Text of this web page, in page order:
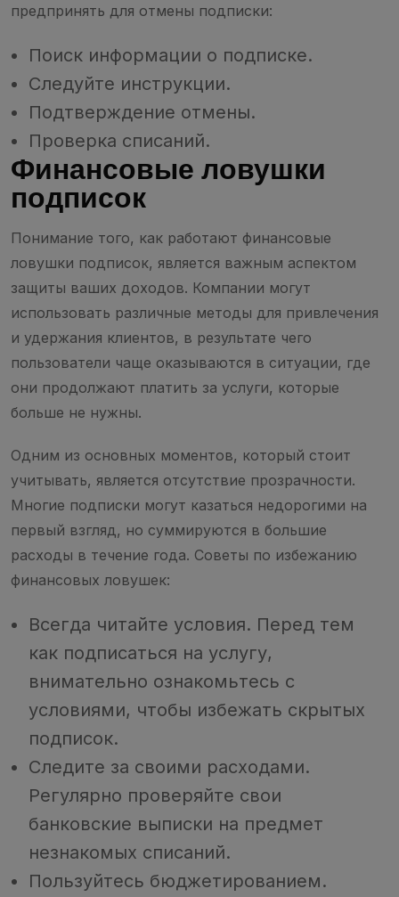
предпринять для отмены подписки:
Поиск информации о подписке.
Следуйте инструкции.
Подтверждение отмены.
Проверка списаний.
Финансовые ловушки
подписок
Понимание того, как работают финансовые
ловушки подписок, является важным аспектом
защиты ваших доходов. Компании могут
использовать различные методы для привлечения
и удержания клиентов, в результате чего
пользователи чаще оказываются в ситуации, где
они продолжают платить за услуги, которые
больше не нужны.
Одним из основных моментов, который стоит
учитывать, является отсутствие прозрачности.
Многие подписки могут казаться недорогими на
первый взгляд, но суммируются в большие
расходы в течение года. Советы по избежанию
финансовых ловушек:
Всегда читайте условия. Перед тем
как подписаться на услугу,
внимательно ознакомьтесь с
условиями, чтобы избежать скрытых
подписок.
Следите за своими расходами.
Регулярно проверяйте свои
банковские выписки на предмет
незнакомых списаний.
Пользуйтесь бюджетированием.